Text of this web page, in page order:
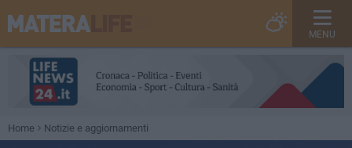
MENU
Home Notizie e aggiornamenti